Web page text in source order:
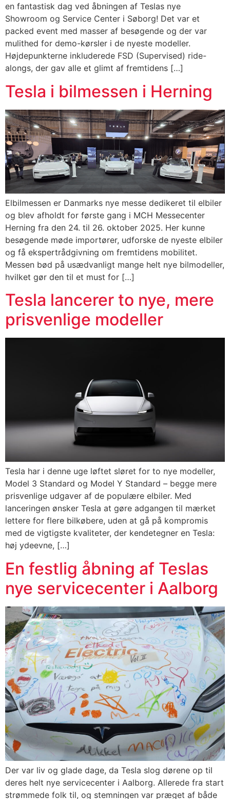
en fantastisk dag ved åbningen af Teslas nye
Showroom og Service Center i Søborg! Det var et
packed event med masser af besøgende og der var
mulithed for demo-kørsler i de nyeste modeller.
Højdepunkterne inkluderede FSD (Supervised) ride-
alongs, der gav alle et glimt af fremtidens […]
Tesla i bilmessen i Herning
Elbilmessen er Danmarks nye messe dedikeret til elbiler
og blev afholdt for første gang i MCH Messecenter
Herning fra den 24. til 26. oktober 2025. Her kunne
besøgende møde importører, udforske de nyeste elbiler
og få ekspertrådgivning om fremtidens mobilitet.
Messen bød på usædvanligt mange helt nye bilmodeller,
hvilket gør den til et must for […]
Tesla lancerer to nye, mere
prisvenlige modeller
Tesla har i denne uge løftet sløret for to nye modeller,
Model 3 Standard og Model Y Standard – begge mere
prisvenlige udgaver af de populære elbiler. Med
lanceringen ønsker Tesla at gøre adgangen til mærket
lettere for flere bilkøbere, uden at gå på kompromis
med de vigtigste kvaliteter, der kendetegner en Tesla:
høj ydeevne, […]
En festlig åbning af Teslas
nye servicecenter i Aalborg
Der var liv og glade dage, da Tesla slog dørene op til
deres helt nye servicecenter i Aalborg. Allerede fra start
strømmede folk til, og stemningen var præget af både